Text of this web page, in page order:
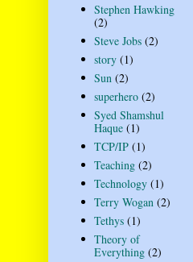
Stephen Hawking
(2)
Steve Jobs (2)
story (1)
Sun (2)
superhero (2)
Syed Shamshul
Haque (1)
TCP/IP (1)
Teaching (2)
Technology (1)
Terry Wogan (2)
Tethys (1)
Theory of
Everything (2)